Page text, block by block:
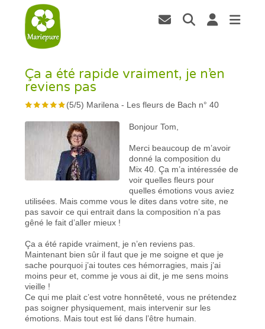
Ça a été rapide vraiment, je n’en
reviens pas
(5/5) Marilena - Les fleurs de Bach n° 40
Bonjour Tom,
Merci beaucoup de m’avoir
donné la composition du
Mix 40. Ça m’a intéressée de
voir quelles fleurs pour
quelles émotions vous aviez
utilisées. Mais comme vous le dites dans votre site, ne
pas savoir ce qui entrait dans la composition n’a pas
gêné le fait d’aller mieux !
Ça a été rapide vraiment, je n’en reviens pas.
Maintenant bien sûr il faut que je me soigne et que je
sache pourquoi j’ai toutes ces hémorragies, mais j’ai
moins peur et, comme je vous ai dit, je me sens moins
vieille !
Ce qui me plait c’est votre honnêteté, vous ne prétendez
pas soigner physiquement, mais intervenir sur les
émotions. Mais tout est lié dans l’être humain.